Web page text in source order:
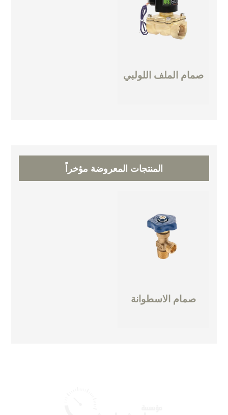
صمام الملف اللولبي
المنتجات المعروضة مؤخراً
صمام الاسطوانة